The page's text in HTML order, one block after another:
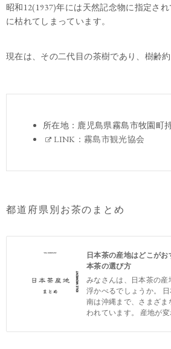
昭和12(1937)年には天然記念物に指定さ
に枯れてしまっています。
現在は、その二代目の茶樹であり、樹齢約
所在地：鹿児島県霧島市牧園町
LINK：霧島市観光協会
都道府県別お茶のまとめ
日本茶の産地はどこが
本茶の選び方
みなさんは、日本茶の
浮かべるでしょうか。
南は沖縄まで、さまざ
われています。 産地が